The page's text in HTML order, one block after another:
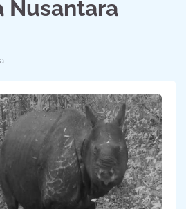
Nusantara